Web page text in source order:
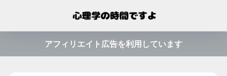
アフィリエイト広告を利用しています